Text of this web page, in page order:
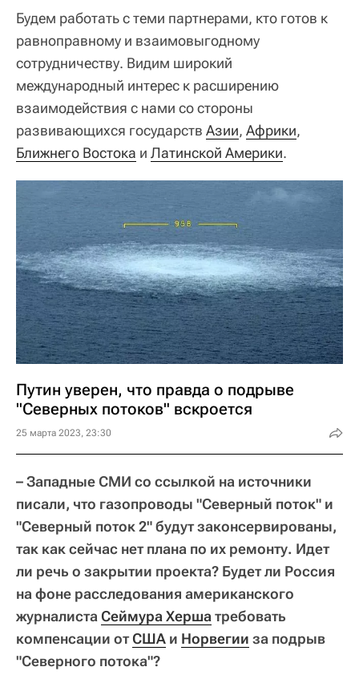
Будем работать с теми партнерами, кто готов к
равноправному и взаимовыгодному
сотрудничеству. Видим широкий
международный интерес к расширению
взаимодействия с нами со стороны
развивающихся государств Азии, Африки,
Ближнего Востока и Латинской Америки.
Путин уверен, что правда о подрыве
"Северных потоков" вскроется
25 марта 2023, 23:30
– Западные СМИ со ссылкой на источники
писали, что газопроводы "Северный поток" и
"Северный поток 2" будут законсервированы,
так как сейчас нет плана по их ремонту. Идет
ли речь о закрытии проекта? Будет ли Россия
на фоне расследования американского
журналиста Сеймура Херша требовать
компенсации отСША и Норвегии за подрыв
"Северного потока"?